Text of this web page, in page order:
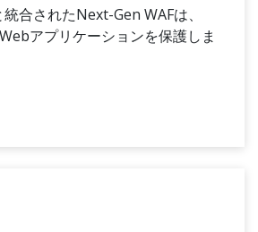
合されたNext-Gen WAFは、
アプリケーションを保護しま